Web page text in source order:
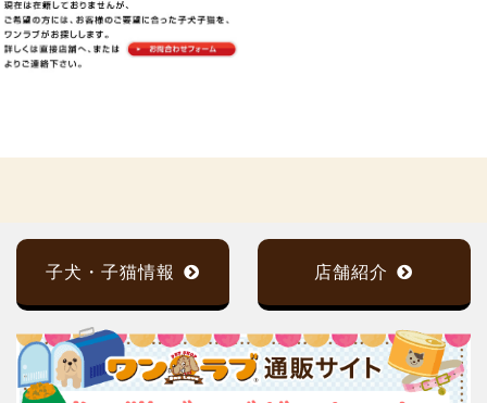
子犬・子猫情報 店舗紹介